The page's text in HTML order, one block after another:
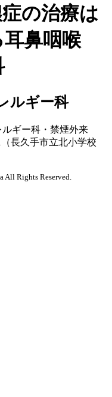
症の治療は
鼻咽喉
ルギー科
ギー科・禁煙外来
長久手市立北小学校
All Rights Reserved.